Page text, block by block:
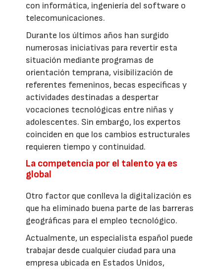
con informática, ingeniería del software o
telecomunicaciones.
Durante los últimos años han surgido
numerosas iniciativas para revertir esta
situación mediante programas de
orientación temprana, visibilización de
referentes femeninos, becas específicas y
actividades destinadas a despertar
vocaciones tecnológicas entre niñas y
adolescentes. Sin embargo, los expertos
coinciden en que los cambios estructurales
requieren tiempo y continuidad.
La competencia por el talento ya es
global
Otro factor que conlleva la digitalización es
que ha eliminado buena parte de las barreras
geográficas para el empleo tecnológico.
Actualmente, un especialista español puede
trabajar desde cualquier ciudad para una
empresa ubicada en Estados Unidos,